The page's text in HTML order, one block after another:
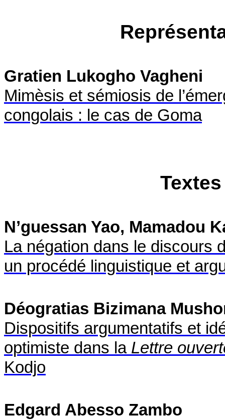
Gratien Lukogho Vagheni
Mimèsis et sémiosis de
congolais : le cas de Goma
N’guessan Yao, Mamadou
La négation dans le discours
un procédé linguistique et
Déogratias Bizimana
Dispositifs argumentatifs et
optimiste dans la Lettre
Kodjo
Edgard Abesso Zambo